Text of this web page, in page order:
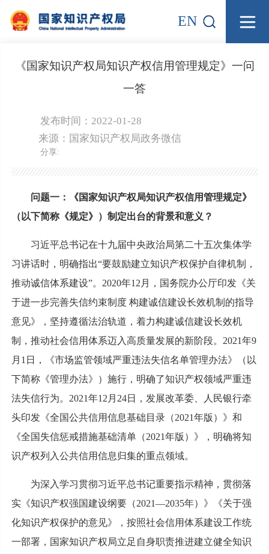
EN
《国家知识产权局知识产权信用管理规定》一问
一答
发布时间：2022-01-28
来源： 国家知识产权局政务微信
分享:
问题一：
《国家知识产权局知识产权信用管理规定》
（以下简称《规定》）制定出台的背景和意义？
习近平总书记在十九届中央政治局第二十五次集体学
习讲话时，明确指出“要鼓励建立知识产权保护自律机制，
推动诚信体系建设”。2020年12月，国务院办公厅印发《关
于进一步完善失信约束制度 构建诚信建设长效机制的指导
意见》，坚持遵循法治轨道，着力构建诚信建设长效机
制，推动社会信用体系迈入高质量发展的新阶段。2021年9
月1日，《市场监管领域严重违法失信名单管理办法》（以
下简称《管理办法》）施行，明确了知识产权领域严重违
法失信行为。2021年12月24日，发展改革委、人民银行牵
头印发《全国公共信用信息基础目录（2021年版）》和
《全国失信惩戒措施基础清单（2021年版）》，明确将知
识产权列入公共信用信息归集的重点领域。
为深入学习贯彻习近平总书记重要指示精神，贯彻落
实《知识产权强国建设纲要（2021—2035年）》《关于强
化知识产权保护的意见》，按照社会信用体系建设工作统
一部署，国家知识产权局立足自身职责推进建立健全知识